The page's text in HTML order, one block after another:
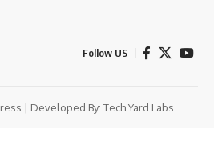
Follow US
| Developed By: Tech Yard Labs